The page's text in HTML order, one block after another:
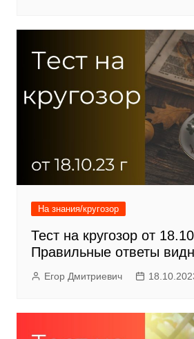
На знания/кругозор
Тест на кругозор от
Правильные ответы
Егор Дмитриевич